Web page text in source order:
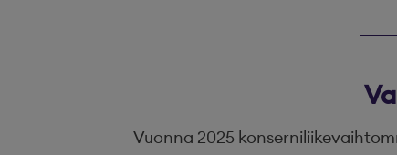
Vuonna 2025